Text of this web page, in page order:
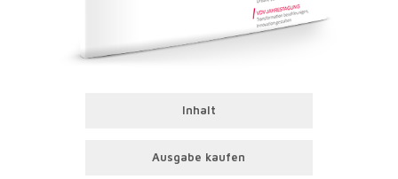
Inhalt
Ausgabe kaufen